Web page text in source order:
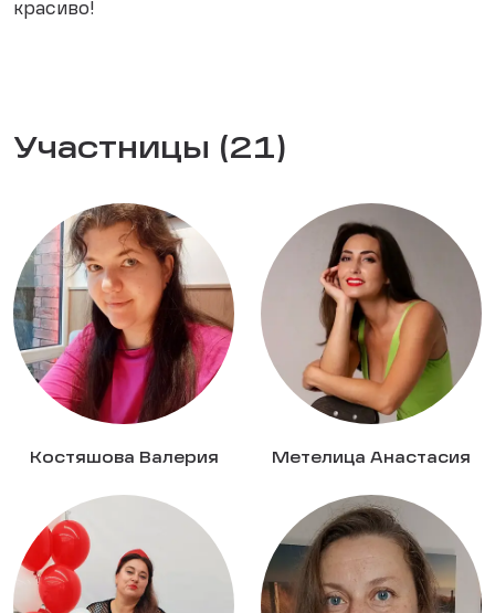
красиво!
Участницы (21)
Костяшова Валерия Метелица Анастасия